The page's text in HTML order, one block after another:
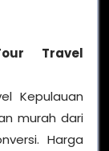
Travel
Kepulauan
murah dari
Harga